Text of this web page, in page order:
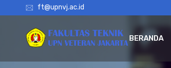
ft@upnvj.ac.id
BERANDA